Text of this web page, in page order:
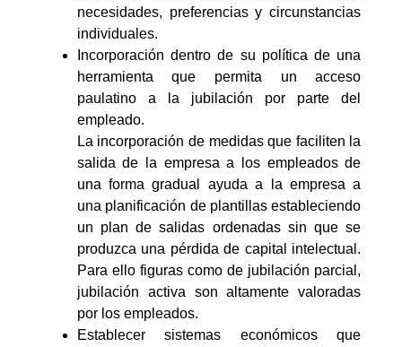
necesidades, preferencias y circunstancias
individuales.
Incorporación dentro de su política de una
herramienta que permita un acceso
paulatino a la jubilación por parte del
empleado.
La incorporación de medidas que faciliten la
salida de la empresa a los empleados de
una forma gradual ayuda a la empresa a
una planificación de plantillas estableciendo
un plan de salidas ordenadas sin que se
produzca una pérdida de capital intelectual.
Para ello figuras como de jubilación parcial,
jubilación activa son altamente valoradas
por los empleados.
Establecer sistemas económicos que